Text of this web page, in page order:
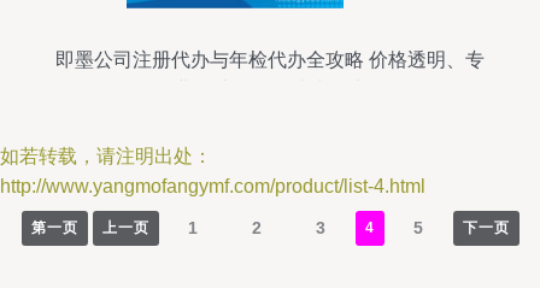
即墨公司注册代办与年检代办全攻略 价格透明、专
如若转载，请注明出处：
http://www.yangmofangymf.com/product/list-4.html
第一页 上一页 1 2 3 4 5 下一页